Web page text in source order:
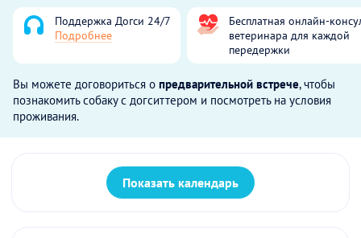
Поддержка Догси 24/7
Подробнее
Бесплатная онлайн-
ветеринара для каждой
передержки
Вы можете договориться о предварительной встрече, чтобы
познакомить собаку с догситтером и посмотреть на условия
проживания.
Показать календарь